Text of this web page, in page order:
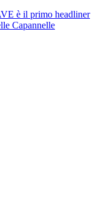
è il primo headliner
Capannelle